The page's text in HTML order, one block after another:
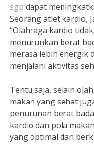
sgp dapat
Seorang atlet kardio,
“Olahraga kardio
menurunkan berat
merasa lebih energik
menjalani aktivitas
Tentu saja, selain
makan yang sehat
penurunan berat
kardio dan pola
yang optimal dan